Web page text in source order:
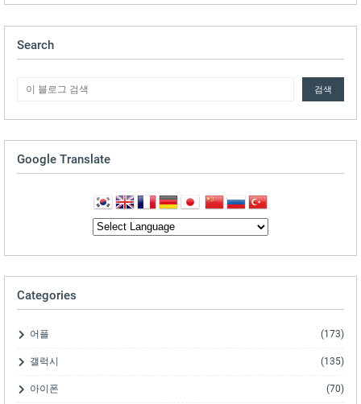
Search
Google Translate
Categories
어플 (173)
갤럭시 (135)
아이폰 (70)